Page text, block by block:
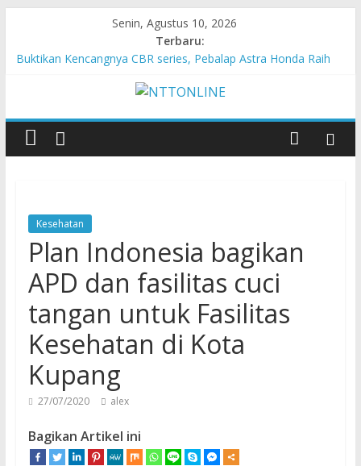
Senin, Agustus 10, 2026
Terbaru:
Buktikan Kencangnya CBR series, Pebalap Astra Honda Raih
Dari Pemula hingga Juara Nasional, Daya Fawziya Buktikan
HUT ke-81 RI Akan Dimeriahkan dengan 133 Tim Karnaval
Kebangsaan dan 198 Tim Gerak Jalan
Berprestasi di Malang
Kesehatan
Plan Indonesia bagikan
APD dan fasilitas cuci
tangan untuk Fasilitas
Kesehatan di Kota
Kupang
27/07/2020 alex
Bagikan Artikel ini